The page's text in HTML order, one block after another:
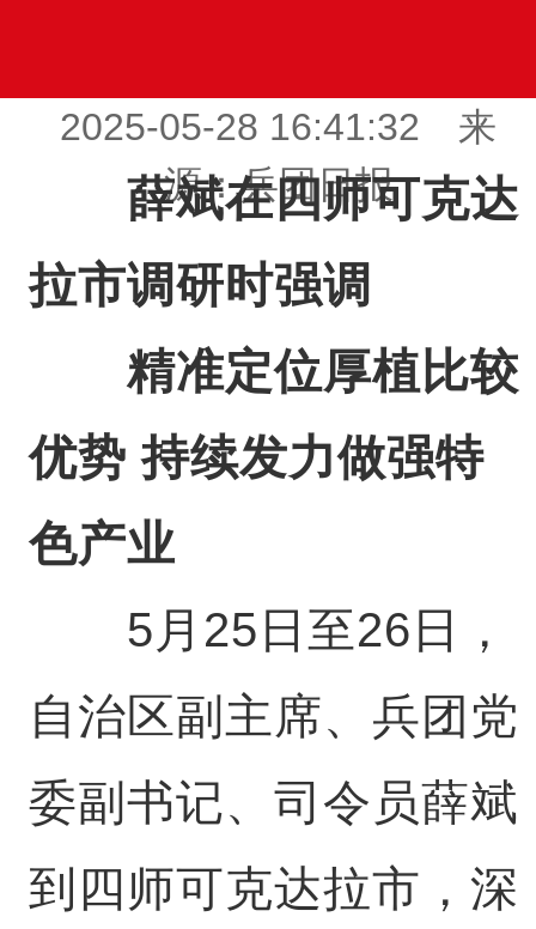
2025-05-28 16:41:32 来
源：兵团日报
薛斌在四师可克达
拉市调研时强调
精准定位厚植比较
优势 持续发力做强特
色产业
5月25日至26日，
自治区副主席、兵团党
委副书记、司令员薛斌
到四师可克达拉市，深